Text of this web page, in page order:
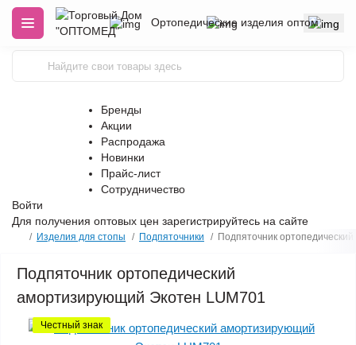
Ортопедические изделия оптом
Бренды
Акции
Распродажа
Новинки
Прайс-лист
Сотрудничество
Войти
Для получения оптовых цен зарегистрируйтесь на сайте
Изделия для стопы Подпяточники Подпяточник
Подпяточник ортопедический
амортизирующий Экотен LUM701
Честный знак